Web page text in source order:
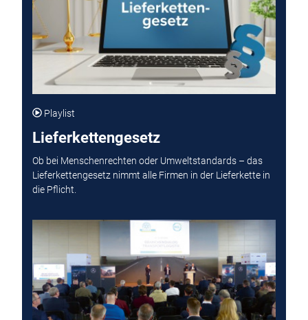
Playlist
Lieferkettengesetz
Ob bei Menschenrechten oder Umweltstandards – das
Lieferkettengesetz nimmt alle Firmen in der Lieferkette in
die Pflicht.